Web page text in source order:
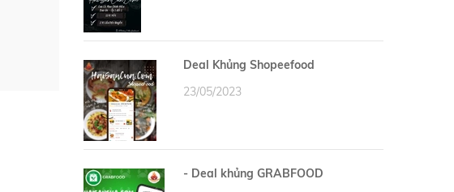
Deal Khủng Shopeefood
23/05/2023
- Deal khủng GRABFOOD